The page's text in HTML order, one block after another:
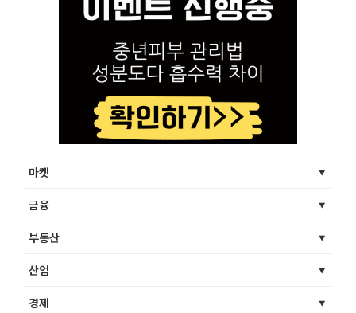
마켓
금융
부동산
산업
경제